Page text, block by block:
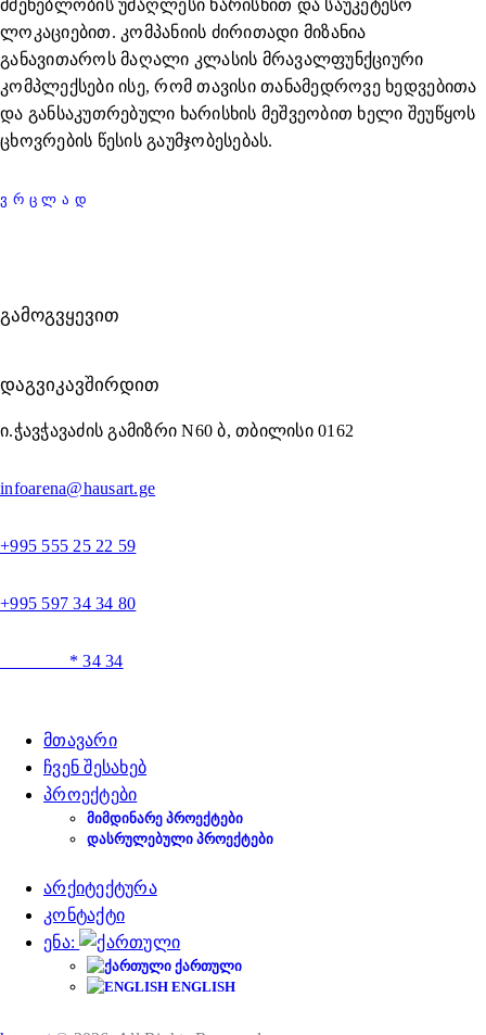
მშენებლობის უმაღლესი ხარისხით და საუკეტესო
ლოკაციებით. კომპანიის ძირითადი მიზანია
განავითაროს მაღალი კლასის მრავალფუნქციური
კომპლექსები ისე, რომ თავისი თანამედროვე ხედვებითა
და განსაკუთრებული ხარისხის მეშვეობით ხელი შეუწყოს
ცხოვრების წესის გაუმჯობესებას.
ᲕᲠᲪᲚᲐᲓ
ᲒᲐᲛᲝᲒᲕᲧᲔᲕᲘᲗ
ᲓᲐᲒᲕᲘᲙᲐᲕᲨᲘᲠᲓᲘᲗ
ი.ჭავჭავაძის გამიზრი N60 ბ, თბილისი 0162
infoarena@hausart.ge
+995 555 25 22 59
+995 597 34 34 80
* 34 34
მთავარი
ჩვენ შესახებ
პროექტები
ᲛᲘᲛᲓᲘᲜᲐᲠᲔ ᲞᲠᲝᲔᲥᲢᲔᲑᲘ
ᲓᲐᲡᲠᲣᲚᲔᲑᲣᲚᲘ ᲞᲠᲝᲔᲥᲢᲔᲑᲘ
არქიტექტურა
კონტაქტი
ენა:
ᲥᲐᲠᲗᲣᲚᲘ
ENGLISH